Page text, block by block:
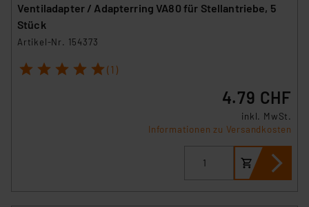
Ventiladapter / Adapterring VA80 für Stellantriebe, 5
Stück
Artikel-Nr. 154373
1 2 3 4 5 (1)
4.79 CHF
inkl. MwSt.
Informationen zu Versandkosten